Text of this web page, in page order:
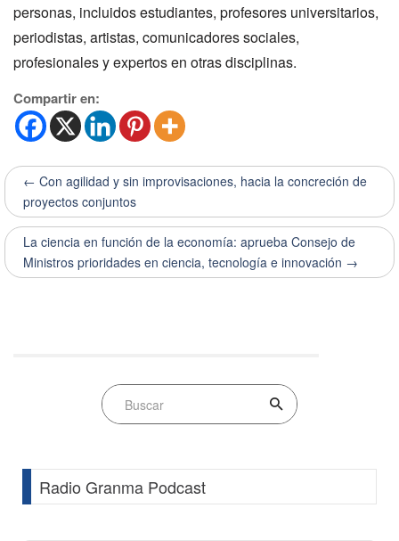
personas, incluidos estudiantes, profesores universitarios,
periodistas, artistas, comunicadores sociales,
profesionales y expertos en otras disciplinas.
Compartir en:
← Con agilidad y sin improvisaciones, hacia la concreción de
proyectos conjuntos
La ciencia en función de la economía: aprueba Consejo de
Ministros prioridades en ciencia, tecnología e innovación →
Radio Granma Podcast